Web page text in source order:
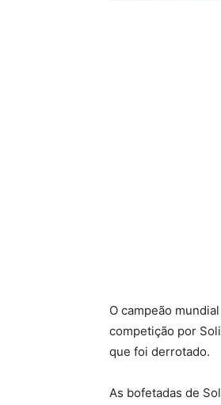
O campeão
competição por
que foi derrotado.
As bofetadas de